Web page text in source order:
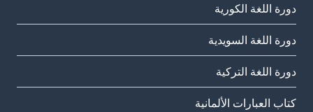
دورة اللغة الكورية
دورة اللغة السويدية
دورة اللغة التركية
كتاب العبارات الألمانية